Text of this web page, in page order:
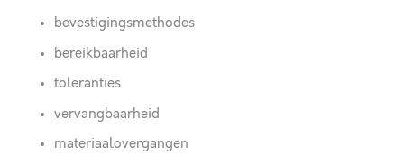
bevestigingsmethodes
bereikbaarheid
toleranties
vervangbaarheid
materiaalovergangen